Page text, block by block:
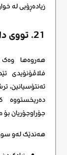
زیادەڕۆیی لە
21. تووی دار:
هەروەها وەک
فلاڤۆنۆیدی
ئەنتۆسیانین،
دەریخستووە
جۆراوجۆریان
هەندێک لەو